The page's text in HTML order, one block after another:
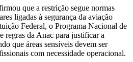
que a restrição segue normas
ligadas à segurança da aviação
Federal, o Programa Nacional de
regras da Anac para justificar a
que áreas sensíveis devem ser
com necessidade operacional.